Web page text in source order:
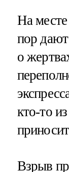
На месте
пор дают
о
кто-то
Взрыв